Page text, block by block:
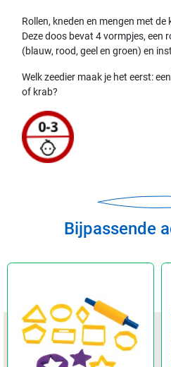
Rollen, kneden en mengen met
Deze doos bevat 4 vormpjes, een
(blauw, rood, geel en groen) en
Welk zeedier maak je het eerst:
of krab?
Bijpassende